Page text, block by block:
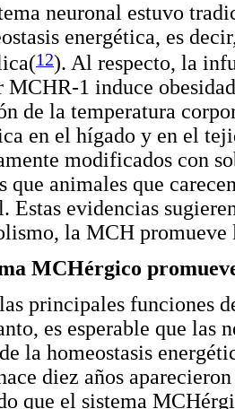
neuronal estuvo
energética, es
12). Al respecto, la
MCHR-1 induce
de la temperatura
en el hígado y en el
modificados con
que animales que
Estas evidencias
la MCH
MCHérgico
principales funciones
es esperable que las
la homeostasis
diez años
que el sistema